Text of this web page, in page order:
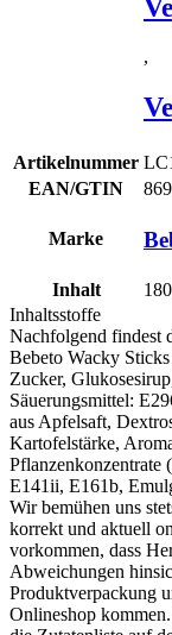
,
Artikelnummer
EAN/GTIN
Marke
Inhalt 180
Inhaltsstoffe
Nachfolgend findest
Bebeto Wacky
Zucker,
Säuerungsmittel:
aus Apfelsaft,
Kartofelstärke,
Pflanzenkonzentrate
E141ii, E161b,
Wir bemühen uns
korrekt und aktuell
vorkommen, dass
Abweichungen
Produktverpackung
Onlineshop